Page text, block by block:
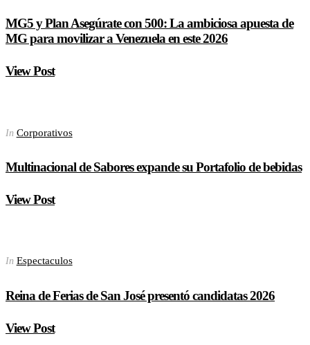
MG5 y Plan Asegúrate con 500: La ambiciosa apuesta de
MG para movilizar a Venezuela en este 2026
View Post
In Corporativos
Multinacional de Sabores expande su Portafolio de bebidas
View Post
In Espectaculos
Reina de Ferias de San José presentó candidatas 2026
View Post